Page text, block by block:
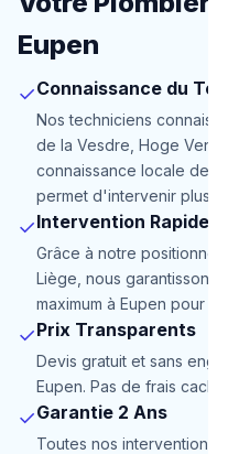
Eupen
✓Connaissance du
Nos techniciens
de la Vesdre, Hoge
connaissance locale de
permet d'intervenir plus
✓Intervention Rapide
Grâce à notre
Liège, nous garantissons
maximum à Eupen pour
✓Prix Transparents
Devis gratuit et sans
Eupen. Pas de frais
✓Garantie 2 Ans
Toutes nos interventions